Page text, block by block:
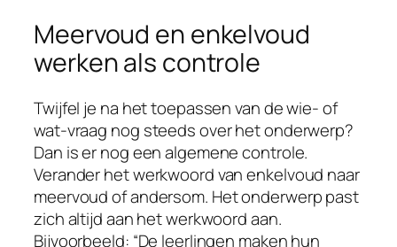
Meervoud en enkelvoud
werken als controle
Twijfel je na het toepassen van de wie- of
wat-vraag nog steeds over het onderwerp?
Dan is er nog een algemene controle.
Verander het werkwoord van enkelvoud naar
meervoud of andersom. Het onderwerp past
zich altijd aan het werkwoord aan.
Bijvoorbeeld: “De leerlingen maken hun